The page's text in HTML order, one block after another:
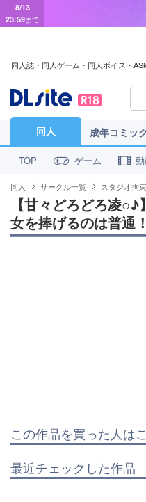
8/13
23:59まで
同人誌・同人ゲーム・同人ボイス・
同人 成年コミック
TOP ゲーム
同人 サークル一覧 スタジオ拘
【甘々どろどろ凌
女を捧げるのは普通
この作品を買った人は
最近チェックした作品